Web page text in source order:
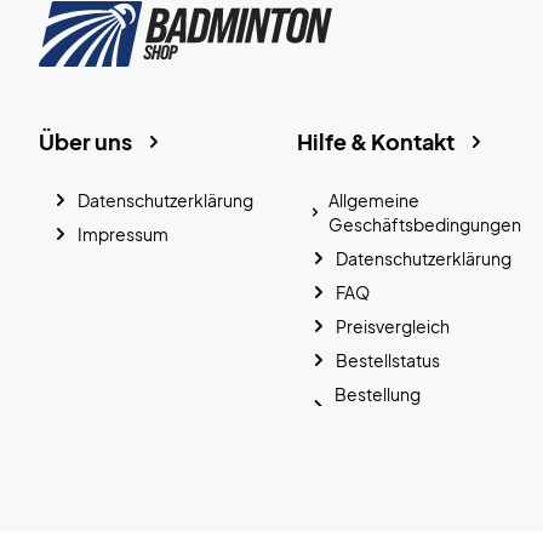
Hilfe & Kontakt
Allgemeine
Geschäftsbedingungen
Datenschutzerklärung
FAQ
Preisvergleich
Bestellstatus
Bestellung
Über uns
Datenschutzerklärung
Impressum